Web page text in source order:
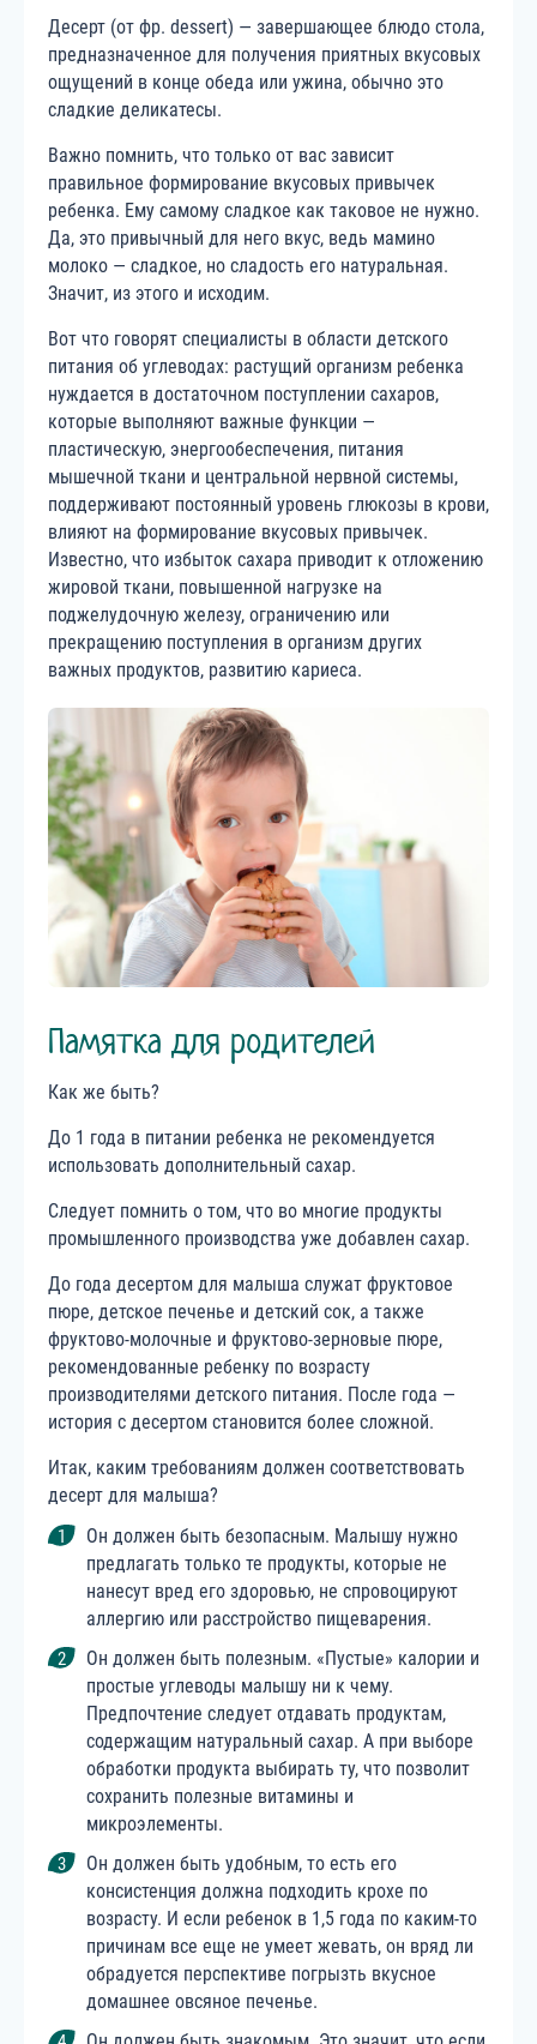
Десерт (от фр. dessert) — завершающее блюдо стола,
предназначенное для получения приятных вкусовых
ощущений в конце обеда или ужина, обычно это
сладкие деликатесы.
Важно помнить, что только от вас зависит
правильное формирование вкусовых привычек
ребенка. Ему самому сладкое как таковое не нужно.
Да, это привычный для него вкус, ведь мамино
молоко — сладкое, но сладость его натуральная.
Значит, из этого и исходим.
Вот что говорят специалисты в области детского
питания об углеводах: растущий организм ребенка
нуждается в достаточном поступлении сахаров,
которые выполняют важные функции —
пластическую, энергообеспечения, питания
мышечной ткани и центральной нервной системы,
поддерживают постоянный уровень глюкозы в крови,
влияют на формирование вкусовых привычек.
Известно, что избыток сахара приводит к отложению
жировой ткани, повышенной нагрузке на
поджелудочную железу, ограничению или
прекращению поступления в организм других
важных продуктов, развитию кариеса.
Памятка для родителей
Как же быть?
До 1 года в питании ребенка не рекомендуется
использовать дополнительный сахар.
Следует помнить о том, что во многие продукты
промышленного производства уже добавлен сахар.
До года десертом для малыша служат фруктовое
пюре, детское печенье и детский сок, а также
фруктово-молочные и фруктово-зерновые пюре,
рекомендованные ребенку по возрасту
производителями детского питания. После года —
история с десертом становится более сложной.
Итак, каким требованиям должен соответствовать
десерт для малыша?
Он должен быть безопасным. Малышу нужно
предлагать только те продукты, которые не
нанесут вред его здоровью, не спровоцируют
аллергию или расстройство пищеварения.
Он должен быть полезным. «Пустые» калории и
простые углеводы малышу ни к чему.
Предпочтение следует отдавать продуктам,
содержащим натуральный сахар. А при выборе
обработки продукта выбирать ту, что позволит
сохранить полезные витамины и
микроэлементы.
Он должен быть удобным, то есть его
консистенция должна подходить крохе по
возрасту. И если ребенок в 1,5 года по каким-то
причинам все еще не умеет жевать, он вряд ли
обрадуется перспективе погрызть вкусное
домашнее овсяное печенье.